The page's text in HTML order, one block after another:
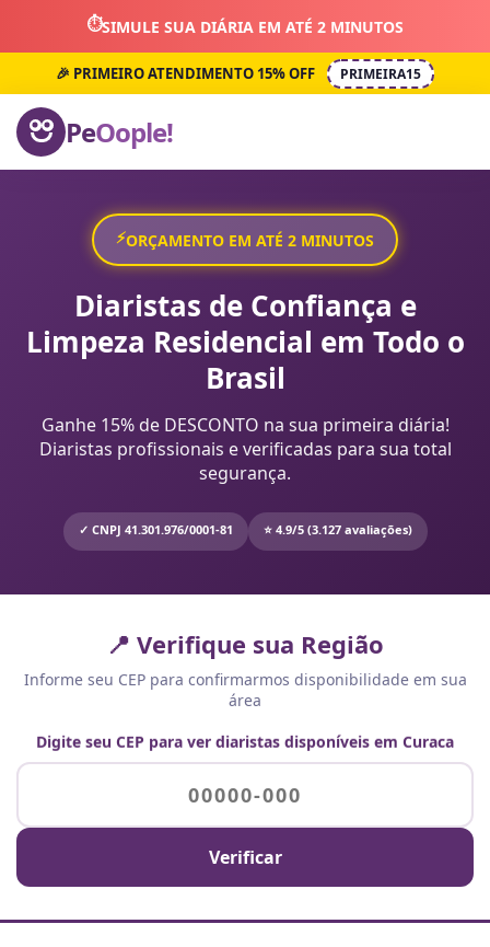
⏱️SIMULE SUA DIÁRIA EM ATÉ 2 MINUTOS
🎉 PRIMEIRO ATENDIMENTO 15% OFF PRIMEIRA15
PeOople!
⚡ORÇAMENTO EM ATÉ 2 MINUTOS
Diaristas de Confiança e
Limpeza Residencial em Todo o
Brasil
Ganhe 15% de DESCONTO na sua primeira diária!
Diaristas profissionais e verificadas para sua total
segurança.
✓ CNPJ 41.301.976/0001-81 ⭐ 4.9/5 (3.127 avaliações)
📍 Verifique sua Região
Informe seu CEP para confirmarmos disponibilidade em sua
área
Digite seu CEP para ver diaristas disponíveis em Curaca
Verificar